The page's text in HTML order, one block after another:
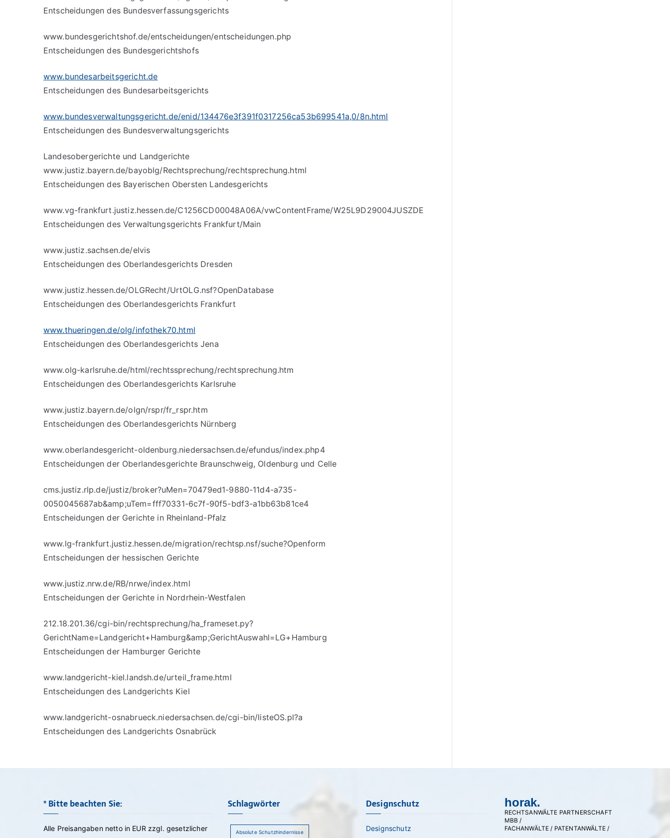
Entscheidungen des Bundesverfassungsgerichts
www.bundesgerichtshof.de/entscheidungen/entscheidungen.php
Entscheidungen des Bundesgerichtshofs
www.bundesarbeitsgericht.de
Entscheidungen des Bundesarbeitsgerichts
www.bundesverwaltungsgericht.de/enid/134476e3f391f0317256ca53b699541a,0/8n.html
Entscheidungen des Bundesverwaltungsgerichts
Landesobergerichte und Landgerichte
www.justiz.bayern.de/bayoblg/Rechtsprechung/rechtsprechung.html
Entscheidungen des Bayerischen Obersten Landesgerichts
www.vg-frankfurt.justiz.hessen.de/C1256CD00048A06A/vwContentFrame/W25L9D29004JUSZDE
Entscheidungen des Verwaltungsgerichts Frankfurt/Main
www.justiz.sachsen.de/elvis
Entscheidungen des Oberlandesgerichts Dresden
www.justiz.hessen.de/OLGRecht/UrtOLG.nsf?OpenDatabase
Entscheidungen des Oberlandesgerichts Frankfurt
www.thueringen.de/olg/infothek70.html
Entscheidungen des Oberlandesgerichts Jena
www.olg-karlsruhe.de/html/rechtssprechung/rechtsprechung.htm
Entscheidungen des Oberlandesgerichts Karlsruhe
www.justiz.bayern.de/olgn/rspr/fr_rspr.htm
Entscheidungen des Oberlandesgerichts Nürnberg
www.oberlandesgericht-oldenburg.niedersachsen.de/efundus/index.php4
Entscheidungen der Oberlandesgerichte Braunschweig, Oldenburg und Celle
cms.justiz.rlp.de/justiz/broker?uMen=70479ed1-9880-11d4-a735-
0050045687ab&amp;uTem=fff70331-6c7f-90f5-bdf3-a1bb63b81ce4
Entscheidungen der Gerichte in Rheinland-Pfalz
www.lg-frankfurt.justiz.hessen.de/migration/rechtsp.nsf/suche?Openform
Entscheidungen der hessischen Gerichte
www.justiz.nrw.de/RB/nrwe/index.html
Entscheidungen der Gerichte in Nordrhein-Westfalen
212.18.201.36/cgi-bin/rechtsprechung/ha_frameset.py?
GerichtName=Landgericht+Hamburg&amp;GerichtAuswahl=LG+Hamburg
Entscheidungen der Hamburger Gerichte
www.landgericht-kiel.landsh.de/urteil_frame.html
Entscheidungen des Landgerichts Kiel
www.landgericht-osnabrueck.niedersachsen.de/cgi-bin/listeOS.pl?a
Entscheidungen des Landgerichts Osnabrück
* Bitte beachten Sie:
Alle Preisangaben netto in EUR zzgl. gesetzlicher
Schlagwörter
Absolute Schutzhindernisse
Designschutz
Designschutz
horak.
RECHTSANWÄLTE PARTNERSCHAFT
MBB /
FACHANWÄLTE / PATENTANWÄLTE /